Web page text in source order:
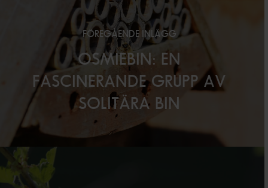
FÖREGÅENDE INLÄGG
OSMIEBIN: EN
FASCINERANDE GRUPP AV
SOLITÄRA BIN